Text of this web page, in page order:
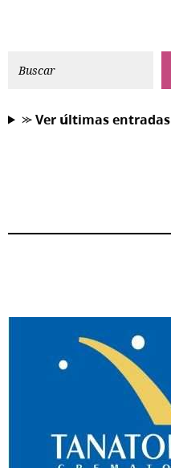
⪼ 𝗩𝗲𝗿 𝘂́𝗹𝘁𝗶𝗺𝗮𝘀 𝗲𝗻𝘁𝗿𝗮𝗱𝗮𝘀